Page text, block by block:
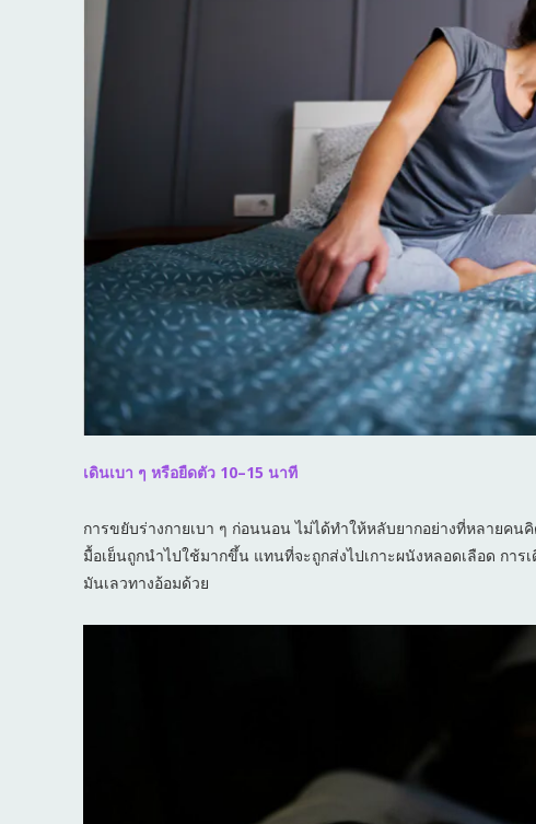
เดินเบา ๆ หรือยืดตัว 10–15 นาที
การขยับร่างกายเบา ๆ ก่อนนอน ไม่ได้ทำให้หลับยากอย่างที่หลายค
มื้อเย็นถูกนำไปใช้มากขึ้น แทนที่จะถูกส่งไปเกาะผนังหลอดเลือด กา
มันเลวทางอ้อมด้วย